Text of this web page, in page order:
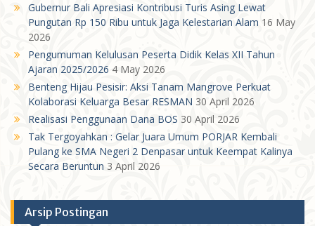
Gubernur Bali Apresiasi Kontribusi Turis Asing Lewat
Pungutan Rp 150 Ribu untuk Jaga Kelestarian Alam 16 May
2026
Pengumuman Kelulusan Peserta Didik Kelas XII Tahun
Ajaran 2025/2026 4 May 2026
Benteng Hijau Pesisir: Aksi Tanam Mangrove Perkuat
Kolaborasi Keluarga Besar RESMAN 30 April 2026
Realisasi Penggunaan Dana BOS 30 April 2026
Tak Tergoyahkan : Gelar Juara Umum PORJAR Kembali
Pulang ke SMA Negeri 2 Denpasar untuk Keempat Kalinya
Secara Beruntun 3 April 2026
Arsip Postingan